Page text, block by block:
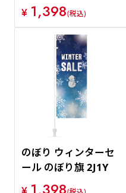
¥ 1,398(税込)
のぼり ウィンターセ
ール のぼり旗 2J1Y
(税込)